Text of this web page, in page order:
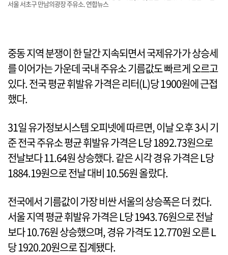
서울 서초구 만남의광장 주유소. 연합뉴스
중동 지역 분쟁이 한 달간 지속되면서 국제유가가 상승세
를 이어가는 가운데 국내 주유소 기름값도 빠르게 오르고
있다. 전국 평균 휘발유 가격은 리터(L)당 1900원에 근접
했다.
31일 유가정보시스템 오피넷에 따르면, 이날 오후 3시 기
준 전국 주유소 평균 휘발유 가격은 L당 1892.73원으로
전날보다 11.64원 상승했다. 같은 시각 경유 가격은 L당
1884.19원으로 전날 대비 10.56원 올랐다.
전국에서 기름값이 가장 비싼 서울의 상승폭은 더 컸다.
서울 지역 평균 휘발유 가격은 L당 1943.76원으로 전날
보다 10.76원 상승했으며, 경유 가격도 12.770원 오른 L
당 1920.20원으로 집계됐다.